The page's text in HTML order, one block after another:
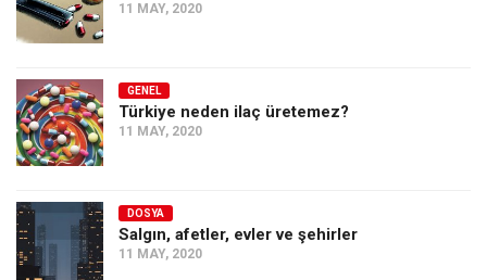
11 MAY, 2020
GENEL
Türkiye neden ilaç üretemez?
11 MAY, 2020
DOSYA
Salgın, afetler, evler ve şehirler
11 MAY, 2020